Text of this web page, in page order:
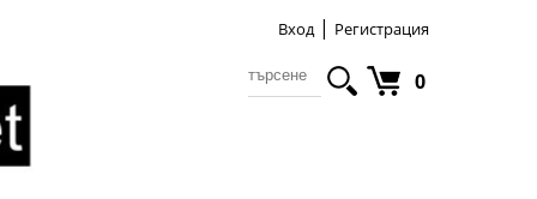
Вход| Регистрация
0